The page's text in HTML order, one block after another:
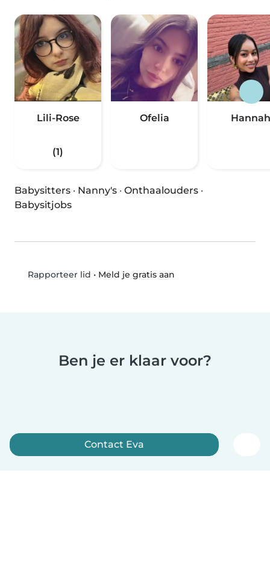
Lili-Rose
(1)
Ofelia Hannah
Babysitters · Nanny's · Onthaalouders ·
Babysitjobs
Rapporteer lid • Meld je gratis aan
Ben je er klaar voor?
Contact Eva